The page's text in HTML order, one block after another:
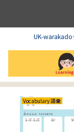
UK-
Crafts 工作&型紙